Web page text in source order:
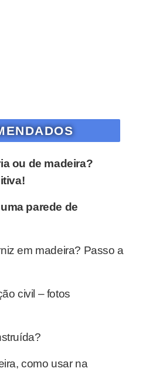
ou de madeira?
parede de
em madeira? Passo a
civil – fotos
como usar na